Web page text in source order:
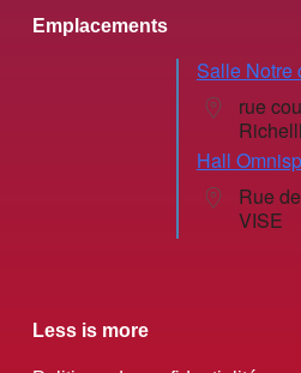
Emplacements
Salle Notre
rue
Hall
Rue
VISE
Less is more